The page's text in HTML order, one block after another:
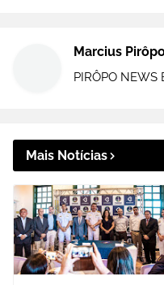
Marcius
PIRÔPO NEWS
Mais Notícias